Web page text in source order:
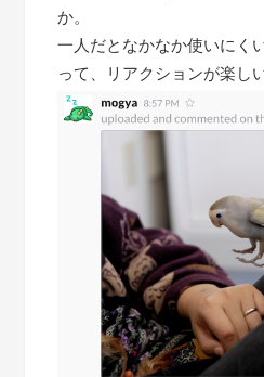
か。
一人だとなかなか使いにく
って、リアクションが楽し